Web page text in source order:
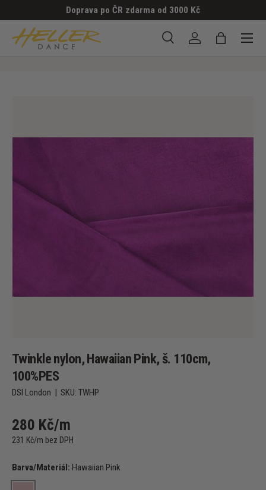
PŘESKOČIT NA OBSAH
Doprava po ČR zdarma od 3000 Kč
HledatPřihlásit se
Taška
Menu
Twinkle nylon, Hawaiian Pink, š. 110cm,
100%PES
DSI London | SKU: TWHP
280 Kč/m
231 Kč/m bez DPH
Barva/Materiál: Hawaiian Pink